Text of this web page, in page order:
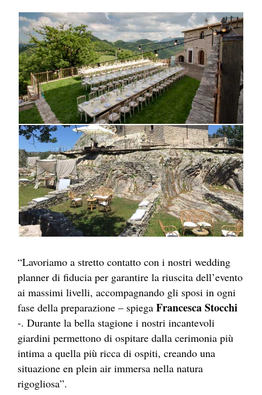
“Lavoriamo a stretto contatto con i nostri wedding
planner di fiducia per garantire la riuscita dell’evento
ai massimi livelli, accompagnando gli sposi in ogni
fase della preparazione – spiega Francesca Stocchi
-. Durante la bella stagione i nostri incantevoli
giardini permettono di ospitare dalla cerimonia più
intima a quella più ricca di ospiti, creando una
situazione en plein air immersa nella natura
rigogliosa”.